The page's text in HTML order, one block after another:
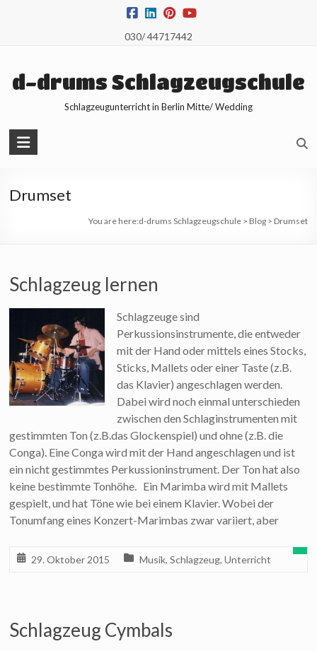
030/ 44717442
d-drums Schlagzeugschule
Schlagzeugunterricht in Berlin Mitte/ Wedding
Drumset
You are here:d-drums Schlagzeugschule> Blog> Drumset
Schlagzeug lernen
Schlagzeuge sind
Perkussionsinstrumente, die entweder
mit der Hand oder mittels eines Stocks,
Sticks, Mallets oder einer Taste (z.B.
das Klavier) angeschlagen werden.
Dabei wird noch einmal unterschieden
zwischen den Schlaginstrumenten mit
gestimmten Ton (z.B.das Glockenspiel) und ohne (z.B. die
Conga). Eine Conga wird mit der Hand angeschlagen und ist
ein nicht gestimmtes Perkussioninstrument. Der Ton hat also
keine bestimmte Tonhöhe. Ein Marimba wird mit Mallets
gespielt, und hat Töne wie bei einem Klavier. Wobei der
Tonumfang eines Konzert-Marimbas zwar variiert, aber
29. Oktober 2015 Musik,Schlagzeug,Unterricht
Schlagzeug Cymbals